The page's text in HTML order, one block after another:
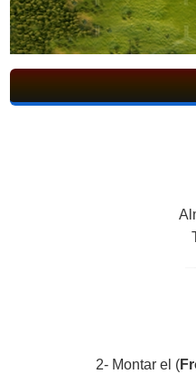
2- Montar el (